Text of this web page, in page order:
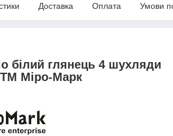
Доставка Оплата Умови
білий глянець 4 шухляди
ТМ Міро-Марк